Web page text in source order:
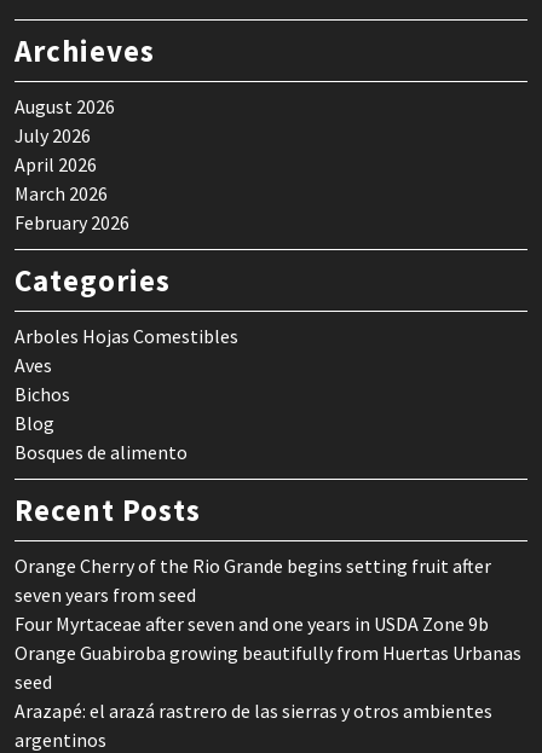
Archieves
August 2026
July 2026
April 2026
March 2026
February 2026
Categories
Arboles Hojas Comestibles
Aves
Bichos
Blog
Bosques de alimento
Recent Posts
Orange Cherry of the Rio Grande begins setting fruit after
seven years from seed
Four Myrtaceae after seven and one years in USDA Zone 9b
Orange Guabiroba growing beautifully from Huertas Urbanas
seed
Arazapé: el arazá rastrero de las sierras y otros ambientes
argentinos